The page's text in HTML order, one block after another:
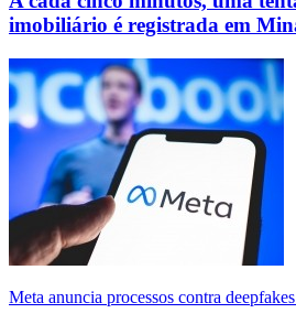
imobiliário é registrada em
Meta anuncia processos contra